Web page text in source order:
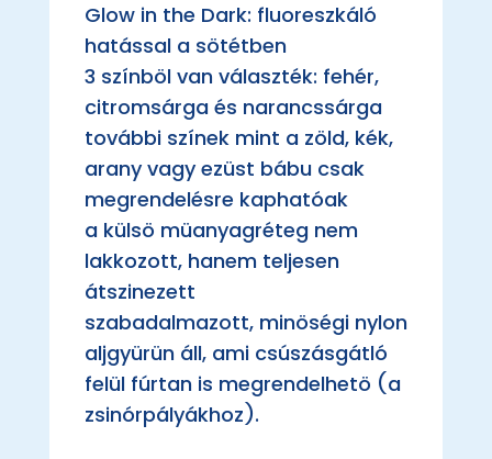
Glow in the Dark: fluoreszkáló
hatással a sötétben
3 színböl van választék: fehér,
citromsárga és narancssárga
további színek mint a zöld, kék,
arany vagy ezüst bábu csak
megrendelésre kaphatóak
a külsö müanyagréteg nem
lakkozott, hanem teljesen
átszinezett
szabadalmazott, minöségi nylon
aljgyürün áll, ami csúszásgátló
felül fúrtan is megrendelhetö (a
zsinórpályákhoz).